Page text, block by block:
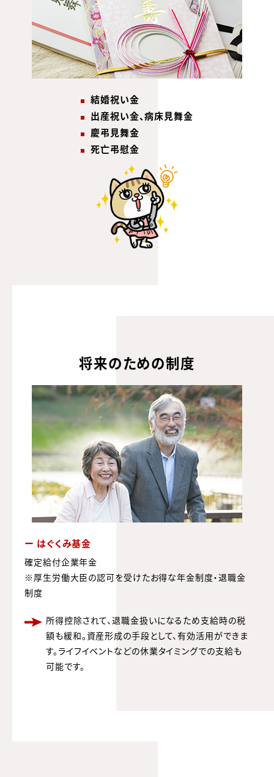
結婚祝い金
出産祝い金、病床見舞金
慶弔見舞金
死亡弔慰金
将来のための制度
ー はぐくみ基金
確定給付企業年金
※厚生労働大臣の認可を受けたお得な年金制度・退職金
制度
所得控除されて、退職金扱いになるため支給時の税
額も緩和。資産形成の手段として、有効活用ができま
す。ライフイベントなどの休業タイミングでの支給も
可能です。